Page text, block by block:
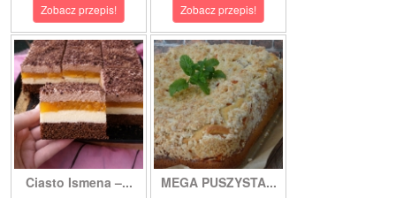
Zobacz przepis! Zobacz przepis!
Ciasto Ismena –... MEGA PUSZYSTA...